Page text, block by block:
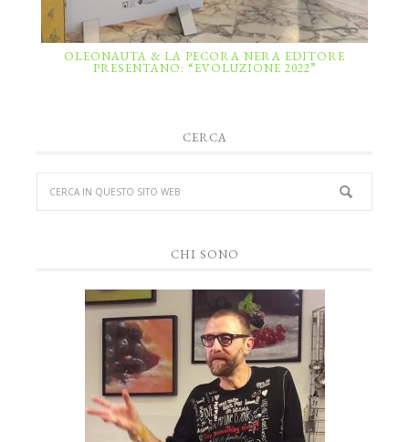
OLEONAUTA & LA PECORA NERA EDITORE
PRESENTANO: “EVOLUZIONE 2022”
CERCA
CHI SONO